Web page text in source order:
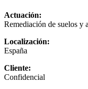
Actuación:
Remediación de suelos y
Localización:
España
Cliente:
Confidencial